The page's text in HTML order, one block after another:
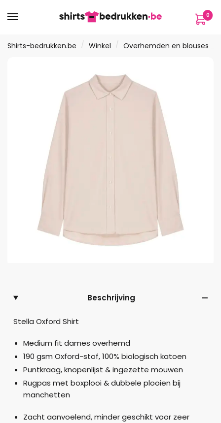
naar
naar
inhoud
0
Shirts-bedrukken.be / Winkel / Overhemden en blouses
Beschrijving
Stella Oxford Shirt
Medium fit dames overhemd
190 gsm Oxford-stof, 100% biologisch katoen
Puntkraag, knopenlijst & ingezette mouwen
Rugpas met boxplooi & dubbele plooien bij
manchetten
Zacht aanvoelend, minder geschikt voor zeer